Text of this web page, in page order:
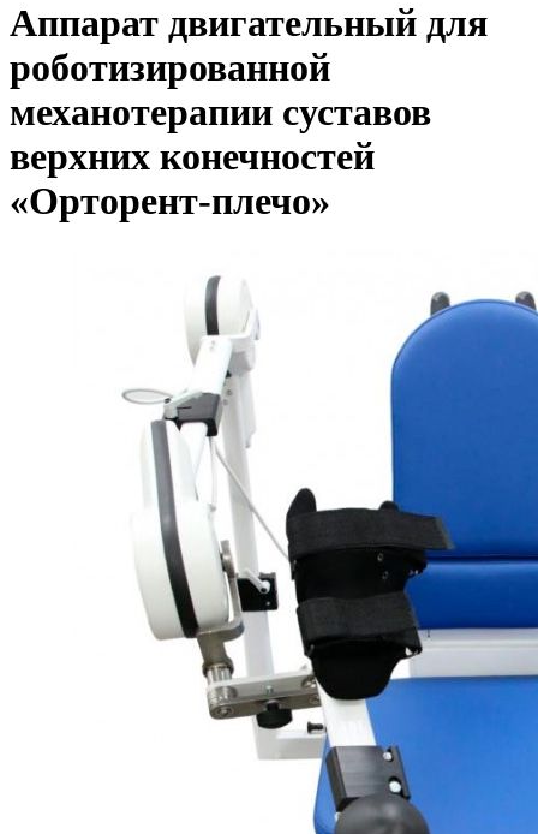
Аппарат двигательный для
роботизированной
механотерапии суставов
верхних конечностей
«Орторент-плечо»